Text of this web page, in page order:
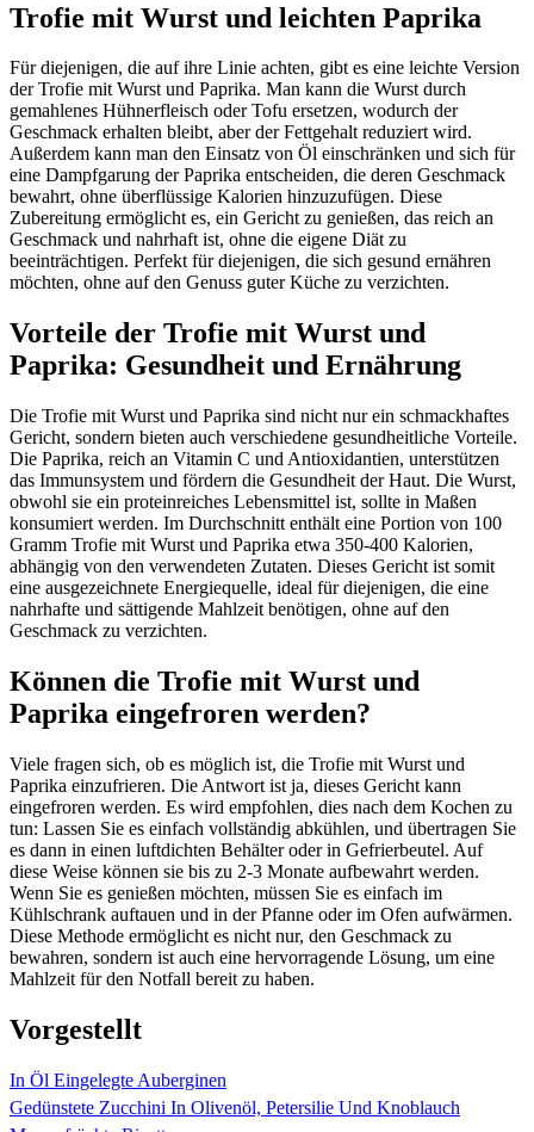
Trofie mit Wurst und leichten Paprika
Für diejenigen, die auf ihre Linie achten, gibt es eine leichte Version
der Trofie mit Wurst und Paprika. Man kann die Wurst durch
gemahlenes Hühnerfleisch oder Tofu ersetzen, wodurch der
Geschmack erhalten bleibt, aber der Fettgehalt reduziert wird.
Außerdem kann man den Einsatz von Öl einschränken und sich für
eine Dampfgarung der Paprika entscheiden, die deren Geschmack
bewahrt, ohne überflüssige Kalorien hinzuzufügen. Diese
Zubereitung ermöglicht es, ein Gericht zu genießen, das reich an
Geschmack und nahrhaft ist, ohne die eigene Diät zu
beeinträchtigen. Perfekt für diejenigen, die sich gesund ernähren
möchten, ohne auf den Genuss guter Küche zu verzichten.
Vorteile der Trofie mit Wurst und
Paprika: Gesundheit und Ernährung
Die Trofie mit Wurst und Paprika sind nicht nur ein schmackhaftes
Gericht, sondern bieten auch verschiedene gesundheitliche Vorteile.
Die Paprika, reich an Vitamin C und Antioxidantien, unterstützen
das Immunsystem und fördern die Gesundheit der Haut. Die Wurst,
obwohl sie ein proteinreiches Lebensmittel ist, sollte in Maßen
konsumiert werden. Im Durchschnitt enthält eine Portion von 100
Gramm Trofie mit Wurst und Paprika etwa 350-400 Kalorien,
abhängig von den verwendeten Zutaten. Dieses Gericht ist somit
eine ausgezeichnete Energiequelle, ideal für diejenigen, die eine
nahrhafte und sättigende Mahlzeit benötigen, ohne auf den
Geschmack zu verzichten.
Können die Trofie mit Wurst und
Paprika eingefroren werden?
Viele fragen sich, ob es möglich ist, die Trofie mit Wurst und
Paprika einzufrieren. Die Antwort ist ja, dieses Gericht kann
eingefroren werden. Es wird empfohlen, dies nach dem Kochen zu
tun: Lassen Sie es einfach vollständig abkühlen, und übertragen Sie
es dann in einen luftdichten Behälter oder in Gefrierbeutel. Auf
diese Weise können sie bis zu 2-3 Monate aufbewahrt werden.
Wenn Sie es genießen möchten, müssen Sie es einfach im
Kühlschrank auftauen und in der Pfanne oder im Ofen aufwärmen.
Diese Methode ermöglicht es nicht nur, den Geschmack zu
bewahren, sondern ist auch eine hervorragende Lösung, um eine
Mahlzeit für den Notfall bereit zu haben.
Vorgestellt
In Öl Eingelegte Auberginen
Gedünstete Zucchini In Olivenöl, Petersilie Und Knoblauch